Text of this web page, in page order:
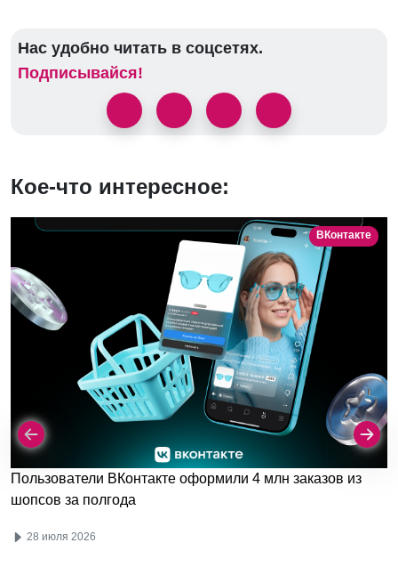
Нас удобно читать в соцсетях.
Подписывайся!
Кое-что интересное:
ВКонтакте
Пользователи ВКонтакте оформили 4 млн заказов из
шопсов за полгода
28 июля 2026